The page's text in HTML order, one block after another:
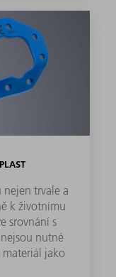
nejen trvale a
k životnímu
srovnání s
nutné
jako